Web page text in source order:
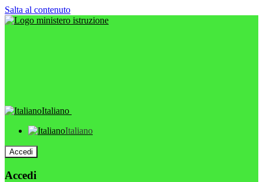
Salta al contenuto
Italiano
Italiano
Accedi
Accedi